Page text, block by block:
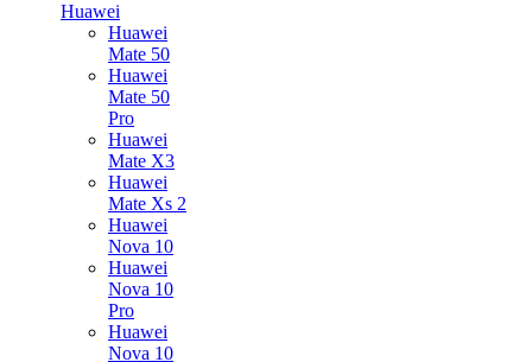
Huawei
Huawei
Mate 50
Huawei
Mate 50
Pro
Huawei
Mate X3
Huawei
Mate Xs 2
Huawei
Nova 10
Huawei
Nova 10
Pro
Huawei
Nova 10